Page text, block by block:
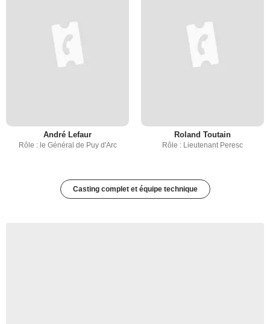
André Lefaur
Rôle : le Général de Puy d'Arc
Roland Toutain
Rôle : Lieutenant Peresc
Casting complet et équipe technique